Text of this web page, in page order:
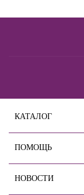
КАТАЛОГ
ПОМОЩЬ
НОВОСТИ